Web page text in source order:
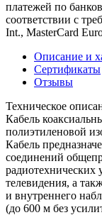
платежей по
соответствии с
Int., MasterCard
Описание и
Сертификаты
Отзывы
Техническое
Кабель
полиэтиленовой
Кабель
соединений
радиотехнических
телевидения, а
и внутреннего
(до 600 м без